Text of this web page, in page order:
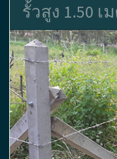
รั้วสูง 1.50 เ